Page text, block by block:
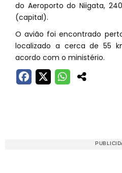
do Aeroporto do Niigata,
(capital).
O avião foi encontrado
localizado a cerca de 55
acordo com o ministério.